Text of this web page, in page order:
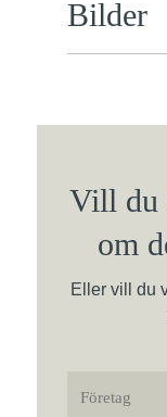
Bilder
Vill du
om
Eller vill du